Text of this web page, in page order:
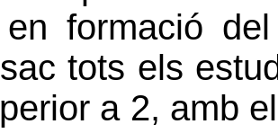
en formació
tots els
a 2, amb